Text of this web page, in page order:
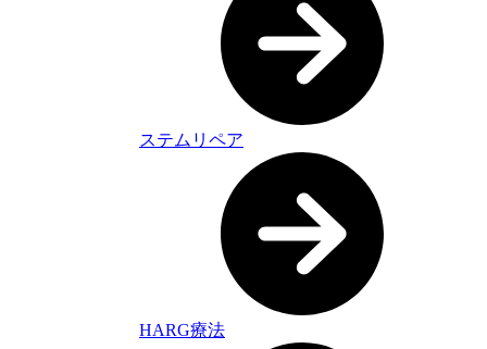
ステムリペア
HARG療法